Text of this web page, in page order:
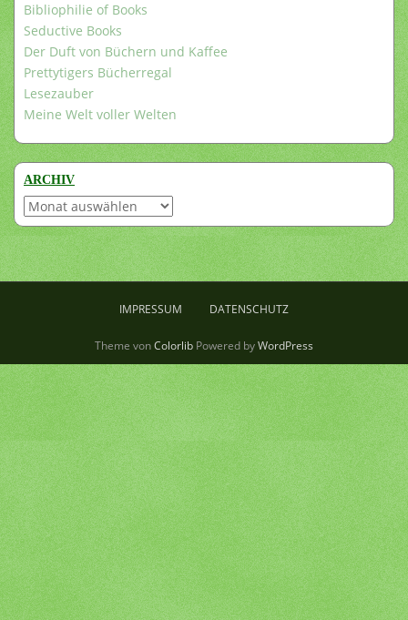
Bibliophilie of Books
Seductive Books
Der Duft von Büchern und Kaffee
Prettytigers Bücherregal
Lesezauber
Meine Welt voller Welten
ARCHIV
Archiv
IMPRESSUM DATENSCHUTZ
Theme vonColorlib Powered byWordPress